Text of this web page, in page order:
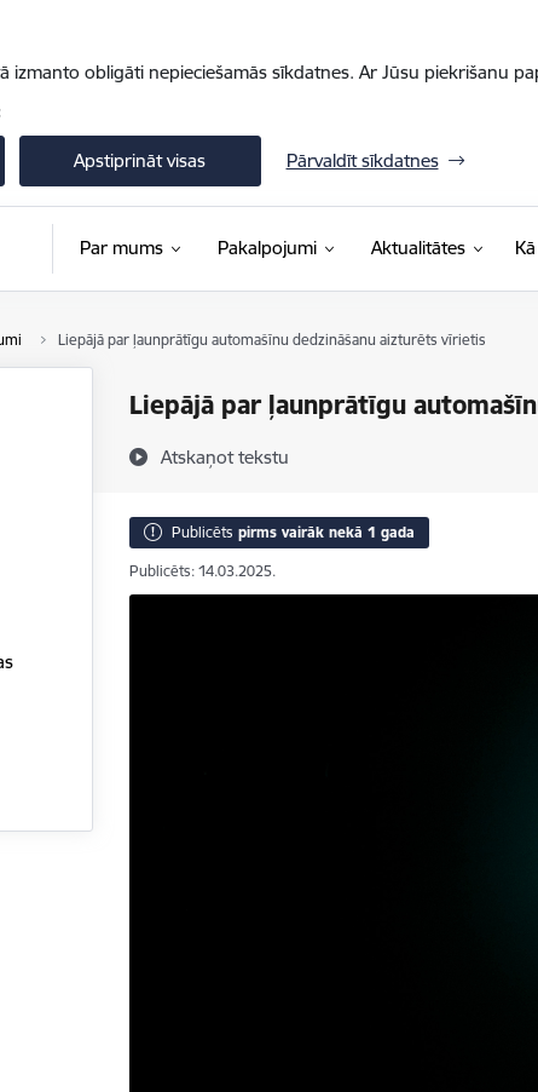
izmanto obligāti nepieciešamās sīkdatnes. Ar Jūsu piekrišanu
Apstiprināt visas Pārvaldīt sīkdatnes
Par mums Pakalpojumi Aktualitātes
Liepājā par ļaunprātīgu automašīnu dedzināšanu aizturēts vīrietis
Liepājā par ļaunprātīgu
Atskaņot tekstu
Publicēts pirms vairāk nekā 1 gada
Publicēts: 14.03.2025.